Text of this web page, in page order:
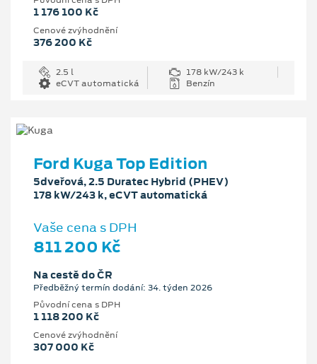
1 176 100 Kč
Cenové zvýhodnění
376 200 Kč
2.5 l
178 kW/243 k
eCVT automatická
Benzín
Ford Kuga Top Edition
5dveřová, 2.5 Duratec Hybrid (PHEV)
178 kW/243 k, eCVT automatická
Vaše cena s DPH
811 200 Kč
Na cestě do ČR
Předběžný termín dodání: 34. týden 2026
Původní cena s DPH
1 118 200 Kč
Cenové zvýhodnění
307 000 Kč